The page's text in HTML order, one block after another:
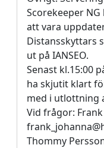
Scorekeeper
att vara
Distansskyttars
ut på IANSEO.
Senast kl.15:00
ha skjutit klart
med i utlottning
Vid frågor:
Thommy